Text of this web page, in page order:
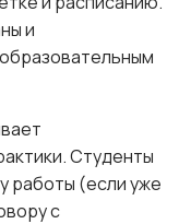
и
Студенты
работы (если уже
с